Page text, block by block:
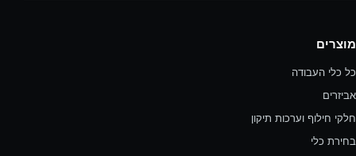
מוצרים
כל כלי העבודה
אביזרים
חלקי חילוף וערכות תיקון
בחירת כלי